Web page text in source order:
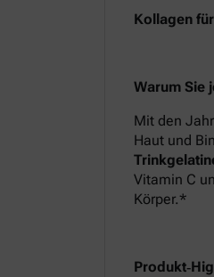
Kollagen
Warum Sie
Mit den
Haut und
Vitamin C
Körper.*